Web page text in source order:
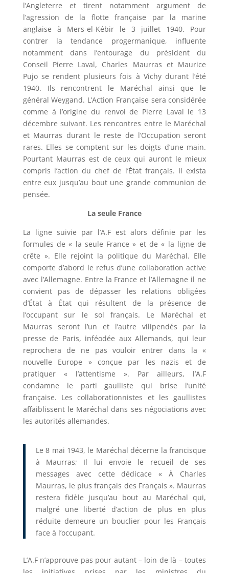
l’Angleterre et tirent notamment argument de
l’agression de la flotte française par la marine
anglaise à Mers-el-Kébir le 3 juillet 1940. Pour
contrer la tendance progermanique, influente
notamment dans l’entourage du président du
Conseil Pierre Laval, Charles Maurras et Maurice
Pujo se rendent plusieurs fois à Vichy durant l’été
1940. Ils rencontrent le Maréchal ainsi que le
général Weygand. L’Action Française sera considérée
comme à l’origine du renvoi de Pierre Laval le 13
décembre suivant. Les rencontres entre le Maréchal
et Maurras durant le reste de l’Occupation seront
rares. Elles se comptent sur les doigts d’une main.
Pourtant Maurras est de ceux qui auront le mieux
compris l’action du chef de l’État français. Il exista
entre eux jusqu’au bout une grande communion de
pensée.
La seule France
La ligne suivie par l’A.F est alors définie par les
formules de « la seule France » et de « la ligne de
crête ». Elle rejoint la politique du Maréchal. Elle
comporte d’abord le refus d’une collaboration active
avec l’Allemagne. Entre la France et l’Allemagne il ne
convient pas de dépasser les relations obligées
d’État à État qui résultent de la présence de
l’occupant sur le sol français. Le Maréchal et
Maurras seront l’un et l’autre vilipendés par la
presse de Paris, inféodée aux Allemands, qui leur
reprochera de ne pas vouloir entrer dans la «
nouvelle Europe » conçue par les nazis et de
pratiquer « l’attentisme ». Par ailleurs, l’A.F
condamne le parti gaulliste qui brise l’unité
française. Les collaborationnistes et les gaullistes
affaiblissent le Maréchal dans ses négociations avec
les autorités allemandes.
Le 8 mai 1943, le Maréchal décerne la francisque
à Maurras; Il lui envoie le recueil de ses
messages avec cette dédicace « À Charles
Maurras, le plus français des Français ». Maurras
restera fidèle jusqu’au bout au Maréchal qui,
malgré une liberté d’action de plus en plus
réduite demeure un bouclier pour les Français
face à l’occupant.
L’A.F n’approuve pas pour autant – loin de là – toutes